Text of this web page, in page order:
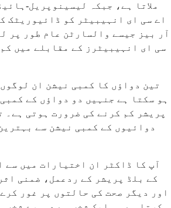
ملاتا ہے، جبکہ لیسینوپریل-
اے سی ای انہیبیٹر کو ڈائیوریٹک
آر بیز جیسے والسارٹن عام طور پر
سی ای انہیبیٹرز کے مقابلے میں
تین دواؤں کا کمبی نیشن ان
ہو سکتا ہے جنہیں دو دواؤں کے
پریشر کم کرنے کی ضرورت ہوتی ہے۔
دوائیوں کے کمبی نیشن سے
آپ کا ڈاکٹر ان اختیارات میں سے
کے بلڈ پریشر کے ردعمل، ضمنی
اور دیگر صحت کی حالتوں پر غور